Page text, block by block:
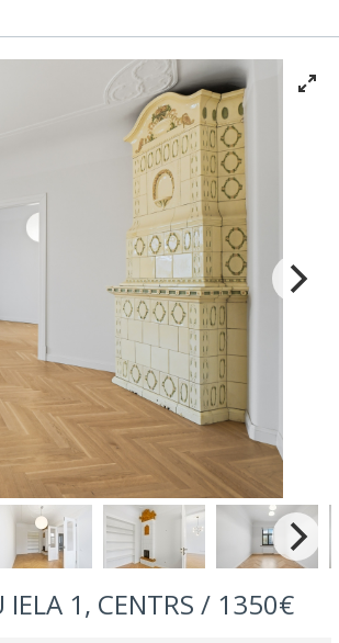
IELA 1, CENTRS / 1350€